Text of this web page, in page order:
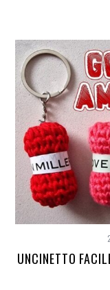
UNCINETTO